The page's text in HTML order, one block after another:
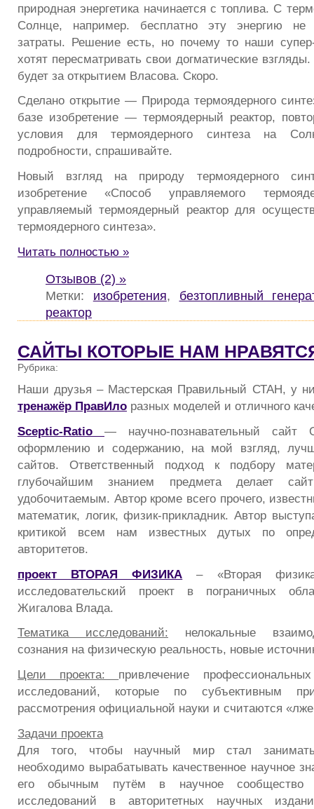
природная энергетика начинается с топлива. С
Солнце, например. бесплатно эту энергию не
затраты. Решение есть, но почему то наши
хотят пересматривать свои догматические
будет за открытием Власова. Скоро.
Сделано открытие — Природа термоядерного
базе изобретение — термоядерный реактор,
условия для термоядерного синтеза на
подробности, спрашивайте.
Новый взгляд на природу термоядерного
изобретение «Способ управляемого
управляемый термоядерный реактор для
термоядерного синтеза».
Читать полностью »
Отзывов (2) »
Метки: изобретения, безтопливный
реактор
САЙТЫ КОТОРЫЕ НАМ
Рубрика:
Наши друзья – Мастерская Правильный СТАН, у
тренажёр ПравИло разных моделей и отличного
Sceptic-Ratio
— научно-познавательный сайт
оформлению и содержанию, на мой взгляд,
сайтов. Ответственный подход к подбору
глубочайшим знанием предмета делает
удобочитаемым. Автор кроме всего прочего,
математик, логик, физик-прикладник. Автор
критикой всем нам известных дутых по
авторитетов.
проект ВТОРАЯ ФИЗИКА – «Вторая
исследовательский проект в пограничных
Жигалова Влада.
Тематика исследований: нелокальные
сознания на физическую реальность, новые
Цели проекта: привлечение
исследований, которые по субъективным
рассмотрения официальной науки и считаются
Задачи проекта
Для того, чтобы научный мир стал
необходимо вырабатывать качественное научное
его обычным путём в научное сообщество
исследований в авторитетных научных